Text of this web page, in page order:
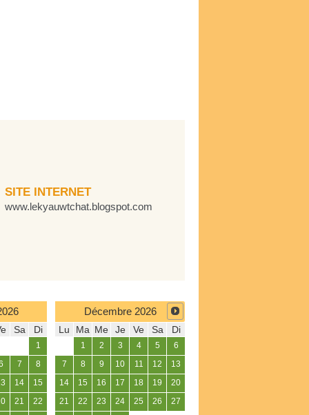
SITE INTERNET
www.lekyauwtchat.blogspot.com
Sa Di
1
7 8
14 15
21 22
Décembre 2026
Lu Ma Me Je Ve Sa Di
1 2 3 4 5 6
7 8 9 10 11 12 13
14 15 16 17 18 19 20
21 22 23 24 25 26 27